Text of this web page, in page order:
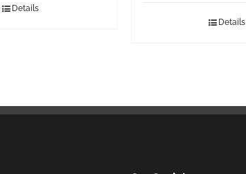
Details
Details